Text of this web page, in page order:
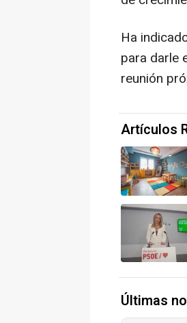
Ha
para darle
reunión
Artículos
Últimas